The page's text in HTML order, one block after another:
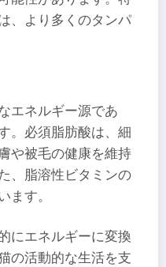
、より多くのタンパ
エネルギー源であ
。必須脂肪酸は、細
や被毛の健康を維持
、脂溶性ビタミンの
ます。
にエネルギーに変換
の活動的な生活を支